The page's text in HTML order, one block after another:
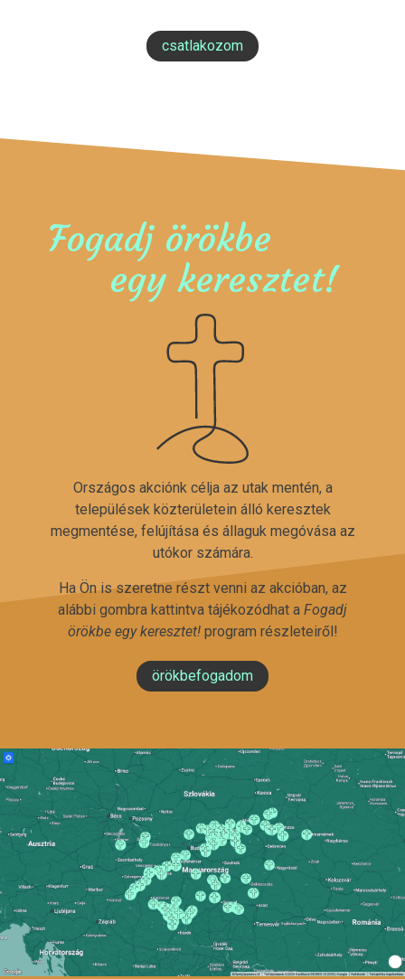
csatlakozom
Fogadj örökbe
egy keresztet!
Országos akciónk célja az utak mentén, a
települések közterületein álló keresztek
megmentése, felújítása és állaguk megóvása az
utókor számára.
Ha Ön is szeretne részt venni az akcióban, az
alábbi gombra kattintva tájékozódhat a Fogadj
örökbe egy keresztet!program részleteiről!
örökbefogadom